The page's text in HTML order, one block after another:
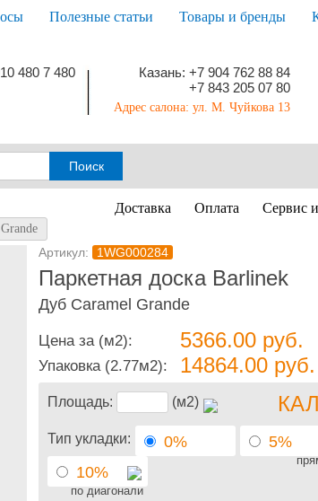
Полезные статьи Товары и бренды
480 7 480
Казань: +7 904 762 88 84
+7 843 205 07 80
Адрес салона: ул. М. Чуйкова 13
Доставка Оплата Сервис
Артикул: 1WG000284
Паркетная доска Barlinek
Дуб Caramel Grande
Цена за (м2): 5366.00руб.
Упаковка(2.77м2): 14864.00руб.
Площадь: (м2)
Тип укладки: 0% 5%
10%
по диагонали